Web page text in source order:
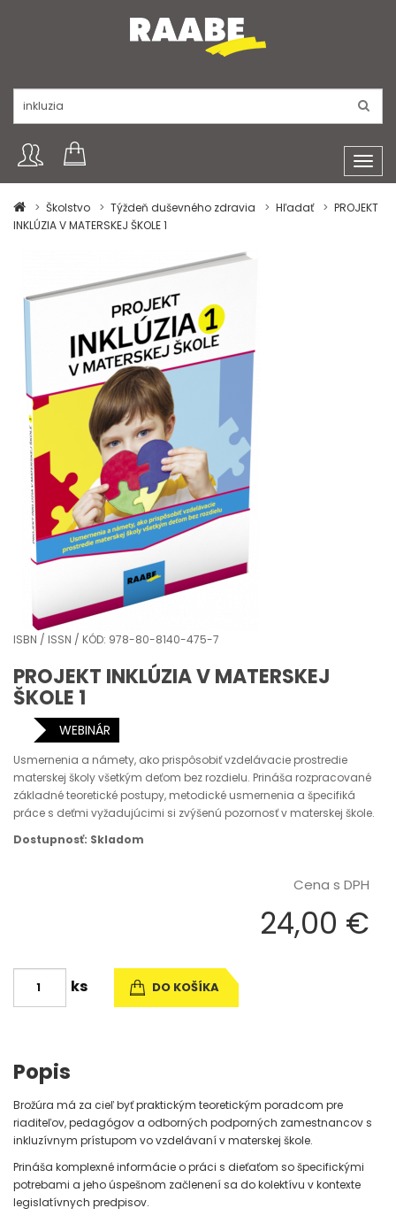
Školstvo
Týždeň duševného zdravia Hľadať
PROJEKT
INKLÚZIA V MATERSKEJ ŠKOLE 1
ISBN / ISSN / KÓD: 978-80-8140-475-7
PROJEKT INKLÚZIA V MATERSKEJ
ŠKOLE 1
WEBINÁR
Usmernenia a námety, ako prispôsobiť vzdelávacie prostredie
materskej školy všetkým deťom bez rozdielu. Prináša rozpracované
základné teoretické postupy, metodické usmernenia a špecifiká
práce s deťmi vyžadujúcimi si zvýšenú pozornosť v materskej škole.
Dostupnosť: Skladom
Cena s DPH
24,00 €
ks DO KOŠÍKA
Popis
Brožúra má za cieľ byť praktickým teoretickým poradcom pre
riaditeľov, pedagógov a odborných podporných zamestnancov s
inkluzívnym prístupom vo vzdelávaní v materskej škole.
Prináša komplexné informácie o práci s dieťaťom so špecifickými
potrebami a jeho úspešnom začlenení sa do kolektívu v kontexte
legislatívnych predpisov.